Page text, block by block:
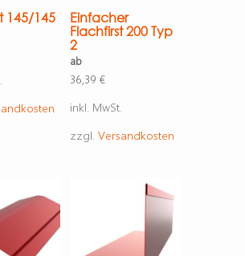
145/145
Einfacher
Flachfirst 200 Typ
2
ab
36,39 €
inkl. MwSt.
zzgl. Versandkosten